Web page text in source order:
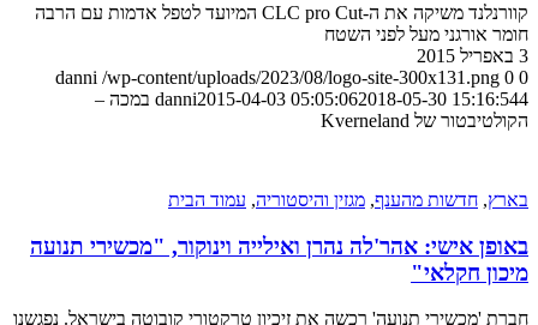
קוורנלנד משיקה את ה-CLC pro Cut המיועד לטפל אדמות עם הרבה
חומר אורגני מעל לפני השטח
3 באפריל 2015
0
0
danni /wp-content/uploads/2023/08/logo-site-300x131.png
danni2015-04-03 05:05:062018-05-30 15:16:54
4 במכה –
הקולטיבטור של Kverneland
בארץ, חדשות מהענף, מגזין והיסטוריה, עמוד הבית
באופן אישי: אהר'לה נהרן ואילייה וינוקור, "מכשירי תנועה
מיכון חקלאי"
חברת 'מכשירי תנועה' רכשה את זיכיון טרקטורי קובוטה בישראל. נפגשנו